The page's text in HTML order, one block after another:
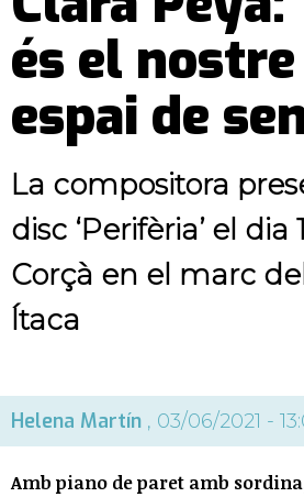
és el
espai de
La compositora
disc ‘Perifèria’ el dia
Corçà en el marc
Ítaca
Helena Martín , 03/06/2021 -
Amb piano de paret amb